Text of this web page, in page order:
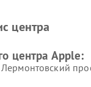
центра
центра Apple:
Лермонтовский